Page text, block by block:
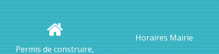
Permis de construire,
Horaires Mairie